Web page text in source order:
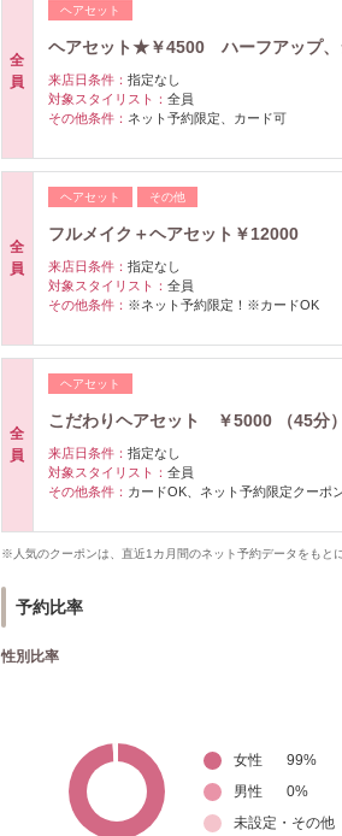
全
員
ヘアセット
ヘアセット★￥4500 ハーフアップ、
来店日条件： 指定なし
対象スタイリスト： 全員
その他条件： ネット予約限定、カード可
全
員
ヘアセット その他
フルメイク＋ヘアセット￥12000
来店日条件： 指定なし
対象スタイリスト： 全員
その他条件： ※ネット予約限定！※カードOK
全
員
ヘアセット
こだわりヘアセット ￥5000 （45分
来店日条件： 指定なし
対象スタイリスト： 全員
その他条件： カードOK、ネット予約限定クーポ
※人気のクーポンは、直近1カ月間のネット予約データをもと
予約比率
性別比率
女性 99%
男性
0%
未設定・その他